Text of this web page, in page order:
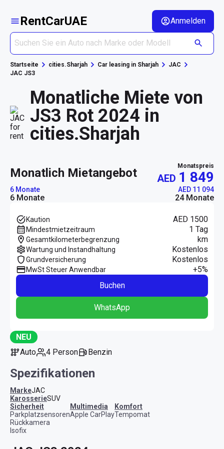
RentCarUAE Anmelden
Startseite cities.Sharjah Car leasing in Sharjah
JAC
JAC JS3
Monatliche Miete von
JS3 Rot 2024 in
cities.Sharjah
monatlich Mietangebot Monatspreis
AED 1 849
6 Monate AED 11 094
6 Monate 24 Monate
Kaution AED 1500
Mindestmietzeitraum 1 Tag
Gesamtkilometerbegrenzung km
Wartung und Instandhaltung Kostenlos
Grundversicherung Kostenlos
MwSt Steuer Anwendbar
+5%
Buchen
WhatsApp
NEU
Auto
4 Person Benzin
Spezifikationen
MarkeJAC
KarosserieSUV
Sicherheit
Parkplatzsensoren
Rückkamera
Isofix
Multimedia
Apple CarPlay
Komfort
Tempomat